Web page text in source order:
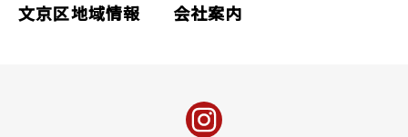
文京区地域情報
会社案内